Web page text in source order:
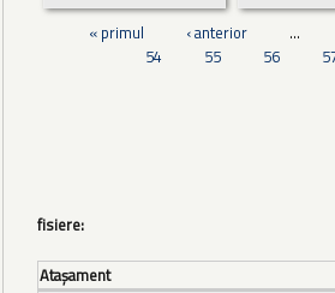
« primul ‹ anterior
…
54
55 56
fisiere:
Ataşament